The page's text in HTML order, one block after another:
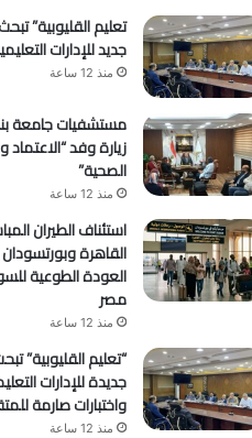
تعليم القليوبية”
جديد للإدارات
منذ 12 ساعة
مستشفيات جامعة
زيارة وفد “الاعتماد
الصحية”
منذ 12 ساعة
استئناف الطيران
القاهرة
العودة الطوعية
مصر
منذ 12 ساعة
“تعليم القليوبية”
جديدة للإدارات
واختبارات صارمة
منذ 12 ساعة